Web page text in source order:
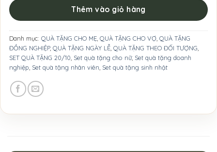
Thêm vào giỏ hàng
Danh mục: QUÀ TẶNG CHO MẸ, QUÀ TẶNG CHO VỢ, QUÀ TẶNG
ĐỒNG NGHIỆP, QUÀ TẶNG NGÀY LỄ, QUÀ TẶNG THEO ĐỐI TƯỢNG,
SET QUÀ TẶNG 20/10, Set quà tặng cho nữ, Set quà tặng doanh
nghiệp, Set quà tặng nhân viên, Set quà tặng sinh nhật